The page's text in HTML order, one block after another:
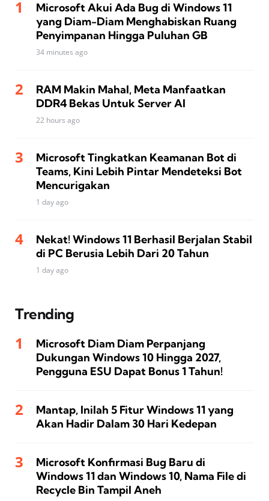
Microsoft Akui Ada Bug di Windows 11
yang Diam-Diam Menghabiskan Ruang
Penyimpanan Hingga Puluhan GB
34 minutes ago
RAM Makin Mahal, Meta Manfaatkan
DDR4 Bekas Untuk Server AI
22 hours ago
Microsoft Tingkatkan Keamanan Bot di
Teams, Kini Lebih Pintar Mendeteksi Bot
Mencurigakan
1 day ago
Nekat! Windows 11 Berhasil Berjalan Stabil
di PC Berusia Lebih Dari 20 Tahun
1 day ago
Trending
Microsoft Diam Diam Perpanjang
Dukungan Windows 10 Hingga 2027,
Pengguna ESU Dapat Bonus 1 Tahun!
Mantap, Inilah 5 Fitur Windows 11 yang
Akan Hadir Dalam 30 Hari Kedepan
Microsoft Konfirmasi Bug Baru di
Windows 11 dan Windows 10, Nama File di
Recycle Bin Tampil Aneh